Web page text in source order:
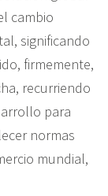
cambio
significando
firmemente,
recurriendo
para
normas
mundial,